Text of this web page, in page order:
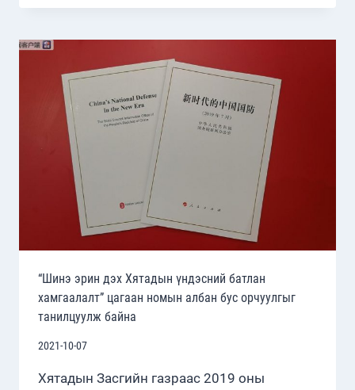
СЭТГҮҮЛИЙН
ДУГААРЫГ
ШИМТЭН
УНШААРАЙ
“Шинэ эрин дэх Хятадын үндэсний батлан
хамгаалалт” цагаан номын албан бус орчуулгыг
танилцуулж байна
2021-10-07
Хятадын Засгийн газраас 2019 оны